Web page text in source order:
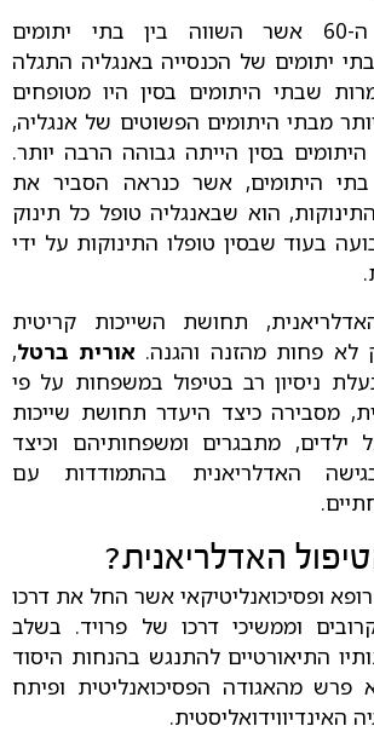
במחקר משנות ה-60 אשר השווה בין בתי יתומים
יתומים של הכנסייה באנגליה התגלה
שבתי היתומים בסין היו מטופחים
מבתי היתומים הפשוטים של אנגליה,
בסין הייתה גבוהה הרבה יותר.
בתי היתומים, אשר כנראה הסביר את
הוא שבאנגליה טופל כל תינוק
בעוד שבסין טופלו התינוקות על ידי
תחושת השייכות קריטית
לא פחות מהזנה והגנה.אורית ברטל,
ניסיון רב בטיפול במשפחות על פי
מסבירה כיצד היעדר תחושת שייכות
ילדים, מתבגרים ומשפחותיהם וכיצד
האדלריאנית בהתמודדות עם
האדלריאנית?
ופסיכואנליטיקאי אשר החל את דרכו
וממשיכי דרכו של פרויד. בשלב
התיאורטיים להתנגש בהנחות היסוד
פרש מהאגודה הפסיכואנליטית ופיתח
האינדיווידואליסטית.